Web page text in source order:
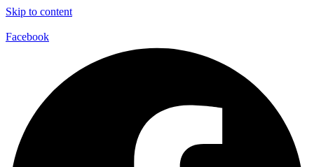
Skip to content
Facebook